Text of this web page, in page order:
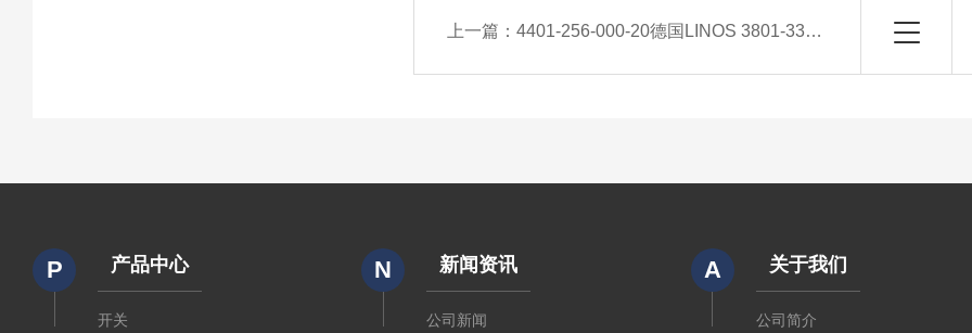
上一篇：4401-256-000-20德国LINOS 3801-333-000-22透镜组件镜头
P 产品中心
开关
N 新闻资讯
公司新闻
A 关于我们
公司简介